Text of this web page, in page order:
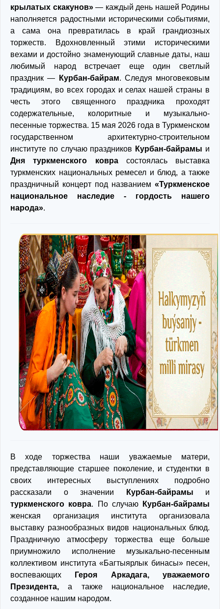
крылатых скакунов»— каждый день нашей Родины
наполняется радостными историческими событиями,
а сама она превратилась в край грандиозных
торжеств. Вдохновленный этими историческими
вехами и достойно знаменующий славные даты, наш
любимый народ встречает еще один светлый
праздник —
Курбан-байрам. Следуя многовековым
традициям, во всех городах и селах нашей страны в
честь этого священного праздника проходят
содержательные, колоритные и музыкально-
песенные торжества. 15 мая 2026 года в Туркменском
государственном архитектурно-строительном
институте по случаю праздников Курбан-байрамы и
Дня туркменского коврасостоялась выставка
туркменских национальных ремесел и блюд, а также
праздничный концерт под названием «Туркменское
национальное наследие - гордость нашего
народа».
В ходе торжества наши уважаемые матери,
представляющие старшее поколение, и студентки в
своих интересных выступлениях подробно
рассказали о значении
Курбан-байрамы и
туркменского ковра. По случаю
Курбан-байрамы
женская организация института организовала
выставку разнообразных видов национальных блюд.
Праздничную атмосферу торжества еще больше
приумножило исполнение музыкально-песенным
коллективом института «Багтыярлык бинасы» песен,
воспевающих
Героя Аркадага, уважаемого
Президента, а также национальное наследие,
созданное нашим народом.